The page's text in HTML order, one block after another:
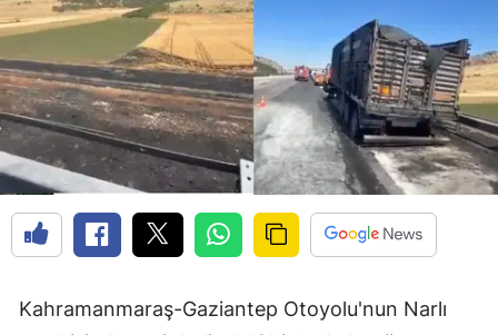
Kahramanmaraş-Gaziantep Otoyolu'nun Narlı